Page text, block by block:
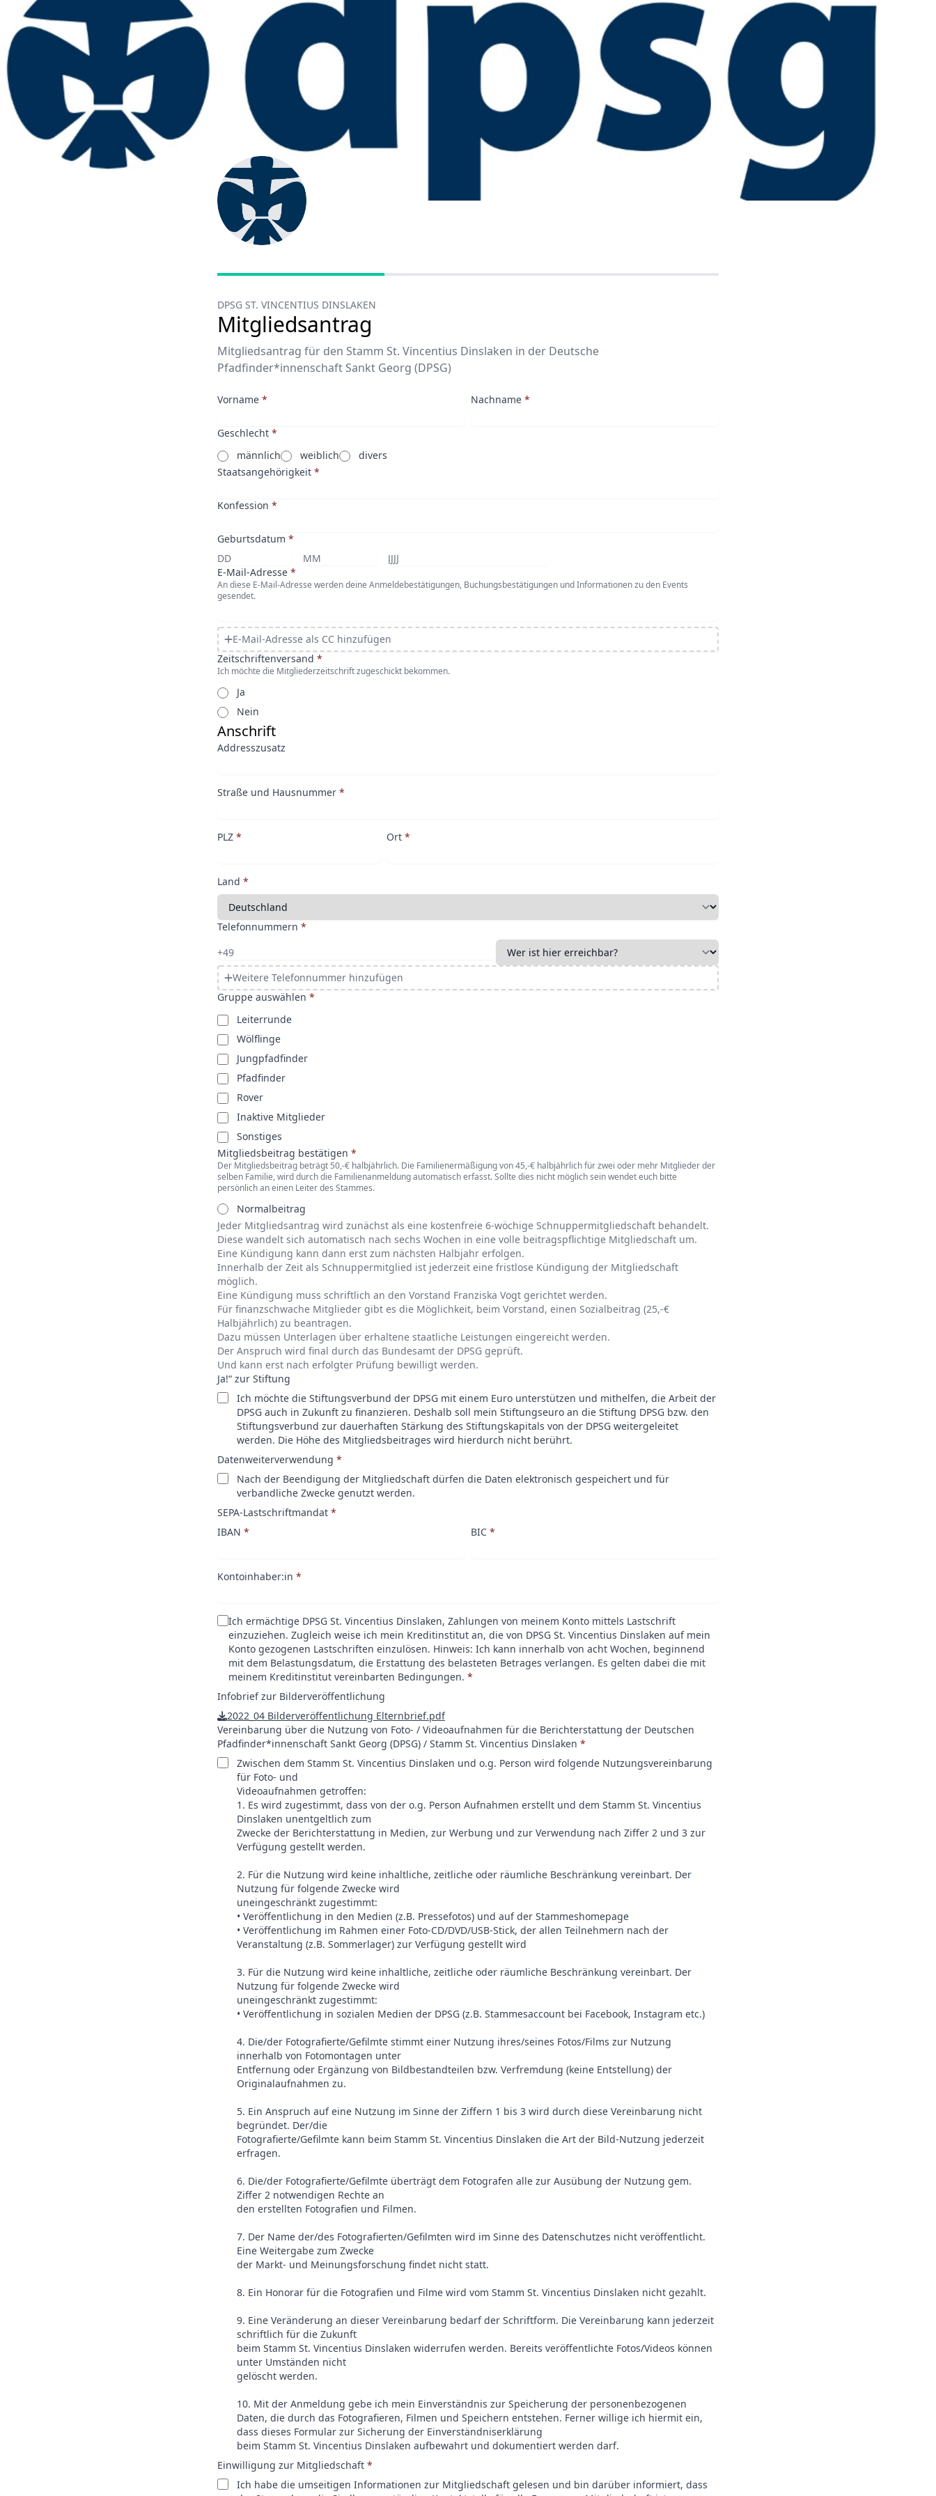
DPSG ST. VINCENTIUS DINSLAKEN
Mitgliedsantrag
Mitgliedsantrag für den Stamm St. Vincentius Dinslaken in der Deutsche
Pfadfinder*innenschaft Sankt Georg (DPSG)
Vorname * Nachname *
Geschlecht *
männlich
weiblich
divers
Staatsangehörigkeit *
Konfession *
Geburtsdatum *
E-Mail-Adresse *
An diese E-Mail-Adresse werden deine Anmeldebestätigungen, Buchungsbestätigungen und Informationen zu den Events
gesendet.
E-Mail-Adresse als CC hinzufügen
Zeitschriftenversand *
Ich möchte die Mitgliederzeitschrift zugeschickt bekommen.
Ja
Nein
Anschrift
Addresszusatz
Straße und Hausnummer *
PLZ * Ort *
Land *
Telefonnummern *
Weitere Telefonnummer hinzufügen
Gruppe auswählen *
Leiterrunde
Wölflinge
Jungpfadfinder
Pfadfinder
Rover
Inaktive Mitglieder
Sonstiges
Mitgliedsbeitrag bestätigen *
Der Mitgliedsbeitrag beträgt 50,-€ halbjährlich. Die Familienermäßigung von 45,-€ halbjährlich für zwei oder mehr Mitglieder der
selben Familie, wird durch die Familienanmeldung automatisch erfasst. Sollte dies nicht möglich sein wendet euch bitte
persönlich an einen Leiter des Stammes.
Normalbeitrag
Jeder Mitgliedsantrag wird zunächst als eine kostenfreie 6-wöchige Schnuppermitgliedschaft behandelt.
Diese wandelt sich automatisch nach sechs Wochen in eine volle beitragspflichtige Mitgliedschaft um.
Eine Kündigung kann dann erst zum nächsten Halbjahr erfolgen.
Innerhalb der Zeit als Schnuppermitglied ist jederzeit eine fristlose Kündigung der Mitgliedschaft
möglich.
Eine Kündigung muss schriftlich an den Vorstand Franziska Vogt gerichtet werden.
Für finanzschwache Mitglieder gibt es die Möglichkeit, beim Vorstand, einen Sozialbeitrag (25,-€
Halbjährlich) zu beantragen.
Dazu müssen Unterlagen über erhaltene staatliche Leistungen eingereicht werden.
Der Anspruch wird final durch das Bundesamt der DPSG geprüft.
Und kann erst nach erfolgter Prüfung bewilligt werden.
Ja!“ zur Stiftung
Ich möchte die Stiftungsverbund der DPSG mit einem Euro unterstützen und mithelfen, die Arbeit der
DPSG auch in Zukunft zu finanzieren. Deshalb soll mein Stiftungseuro an die Stiftung DPSG bzw. den
Stiftungsverbund zur dauerhaften Stärkung des Stiftungskapitals von der DPSG weitergeleitet
werden. Die Höhe des Mitgliedsbeitrages wird hierdurch nicht berührt.
Datenweiterverwendung *
Nach der Beendigung der Mitgliedschaft dürfen die Daten elektronisch gespeichert und für
verbandliche Zwecke genutzt werden.
SEPA-Lastschriftmandat *
IBAN * BIC *
Kontoinhaber:in *
Ich ermächtige DPSG St. Vincentius Dinslaken, Zahlungen von meinem Konto mittels Lastschrift
einzuziehen. Zugleich weise ich mein Kreditinstitut an, die von DPSG St. Vincentius Dinslaken auf mein
Konto gezogenen Lastschriften einzulösen. Hinweis: Ich kann innerhalb von acht Wochen, beginnend
mit dem Belastungsdatum, die Erstattung des belasteten Betrages verlangen. Es gelten dabei die mit
meinem Kreditinstitut vereinbarten Bedingungen. *
Infobrief zur Bilderveröffentlichung
2022_04 Bilderveröffentlichung Elternbrief.pdf
Vereinbarung über die Nutzung von Foto- / Videoaufnahmen für die Berichterstattung der Deutschen
Pfadfinder*innenschaft Sankt Georg (DPSG) / Stamm St. Vincentius Dinslaken *
Zwischen dem Stamm St. Vincentius Dinslaken und o.g. Person wird folgende Nutzungsvereinbarung
für Foto- und
Videoaufnahmen getroffen:
1. Es wird zugestimmt, dass von der o.g. Person Aufnahmen erstellt und dem Stamm St. Vincentius
Dinslaken unentgeltlich zum
Zwecke der Berichterstattung in Medien, zur Werbung und zur Verwendung nach Ziffer 2 und 3 zur
Verfügung gestellt werden.
2. Für die Nutzung wird keine inhaltliche, zeitliche oder räumliche Beschränkung vereinbart. Der
Nutzung für folgende Zwecke wird
uneingeschränkt zugestimmt:
• Veröffentlichung in den Medien (z.B. Pressefotos) und auf der Stammeshomepage
• Veröffentlichung im Rahmen einer Foto-CD/DVD/USB-Stick, der allen Teilnehmern nach der
Veranstaltung (z.B. Sommerlager) zur Verfügung gestellt wird
3. Für die Nutzung wird keine inhaltliche, zeitliche oder räumliche Beschränkung vereinbart. Der
Nutzung für folgende Zwecke wird
uneingeschränkt zugestimmt:
• Veröffentlichung in sozialen Medien der DPSG (z.B. Stammesaccount bei Facebook, Instagram etc.)
4. Die/der Fotografierte/Gefilmte stimmt einer Nutzung ihres/seines Fotos/Films zur Nutzung
innerhalb von Fotomontagen unter
Entfernung oder Ergänzung von Bildbestandteilen bzw. Verfremdung (keine Entstellung) der
Originalaufnahmen zu.
5. Ein Anspruch auf eine Nutzung im Sinne der Ziffern 1 bis 3 wird durch diese Vereinbarung nicht
begründet. Der/die
Fotografierte/Gefilmte kann beim Stamm St. Vincentius Dinslaken die Art der Bild-Nutzung jederzeit
erfragen.
6. Die/der Fotografierte/Gefilmte überträgt dem Fotografen alle zur Ausübung der Nutzung gem.
Ziffer 2 notwendigen Rechte an
den erstellten Fotografien und Filmen.
7. Der Name der/des Fotografierten/Gefilmten wird im Sinne des Datenschutzes nicht veröffentlicht.
Eine Weitergabe zum Zwecke
der Markt- und Meinungsforschung findet nicht statt.
8. Ein Honorar für die Fotografien und Filme wird vom Stamm St. Vincentius Dinslaken nicht gezahlt.
9. Eine Veränderung an dieser Vereinbarung bedarf der Schriftform. Die Vereinbarung kann jederzeit
schriftlich für die Zukunft
beim Stamm St. Vincentius Dinslaken widerrufen werden. Bereits veröffentlichte Fotos/Videos können
unter Umständen nicht
gelöscht werden.
10. Mit der Anmeldung gebe ich mein Einverständnis zur Speicherung der personenbezogenen
Daten, die durch das Fotografieren, Filmen und Speichern entstehen. Ferner willige ich hiermit ein,
dass dieses Formular zur Sicherung der Einverständniserklärung
beim Stamm St. Vincentius Dinslaken aufbewahrt und dokumentiert werden darf.
Einwilligung zur Mitgliedschaft *
Ich habe die umseitigen Informationen zur Mitgliedschaft gelesen und bin darüber informiert, dass